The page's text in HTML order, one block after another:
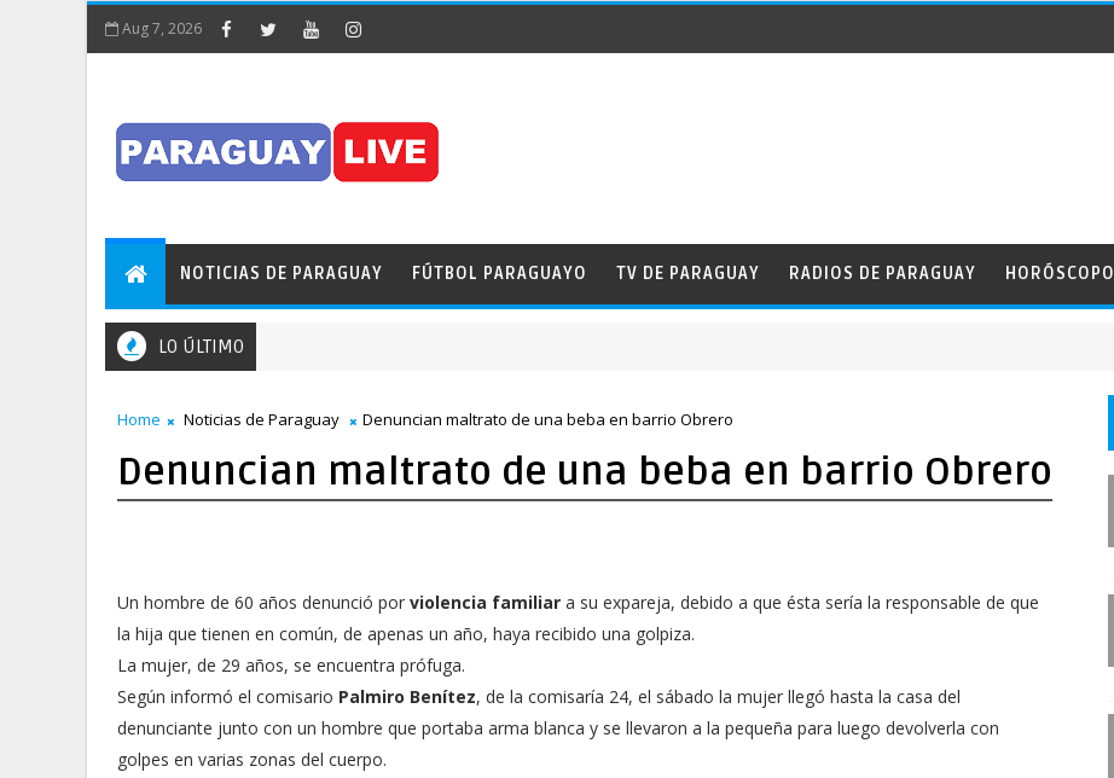
Aug 7, 2026
NOTICIAS DE PARAGUAY FÚTBOL PARAGUAYO TV DE PARAGUAY RADIOS DE PARAGUAY HORÓSCOPO
LO ÚLTIMO
Home Noticias de Paraguay Denuncian maltrato de una beba en barrio Obrero
Denuncian maltrato de una beba en barrio Obrero
Un hombre de 60 años denunció por violencia familiar a su expareja, debido a que ésta sería la responsable de que
la hija que tienen en común, de apenas un año, haya recibido una golpiza.
La mujer, de 29 años, se encuentra prófuga.
Según informó el comisario Palmiro Benítez, de la comisaría 24, el sábado la mujer llegó hasta la casa del
denunciante junto con un hombre que portaba arma blanca y se llevaron a la pequeña para luego devolverla con
golpes en varias zonas del cuerpo.